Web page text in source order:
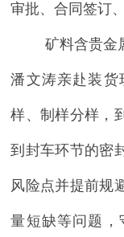
审批、合同签订
矿料含贵金
潘文涛亲赴装货
样、制样分样，
到封车环节的密
风险点并提前规
量短缺等问题，